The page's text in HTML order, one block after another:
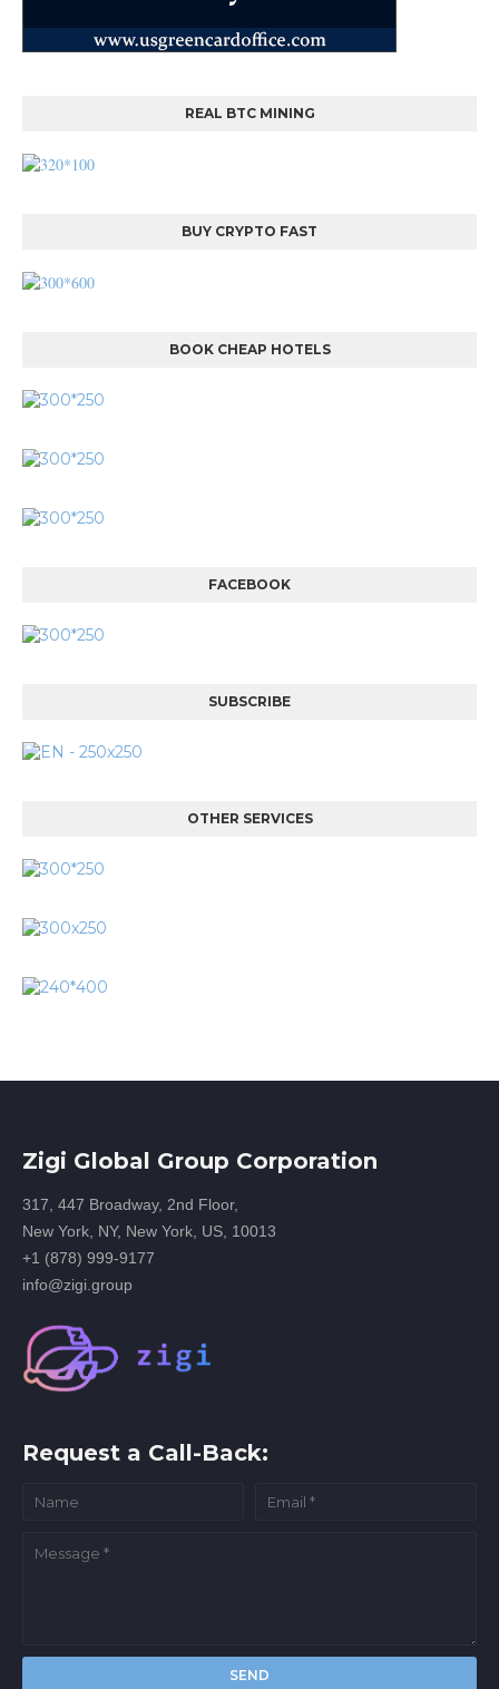
REAL BTC MINING
BUY CRYPTO FAST
BOOK CHEAP HOTELS
FACEBOOK
SUBSCRIBE
OTHER SERVICES
Zigi Global Group Corporation
317, 447 Broadway, 2nd Floor,
New York, NY, New York, US, 10013
+1 (878) 999-9177
info@zigi.group
Request a Call-Back: